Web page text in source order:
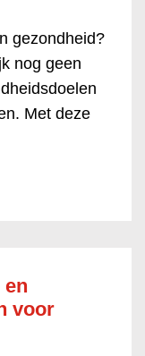
gezondheid?
nog geen
Met deze
en
voor